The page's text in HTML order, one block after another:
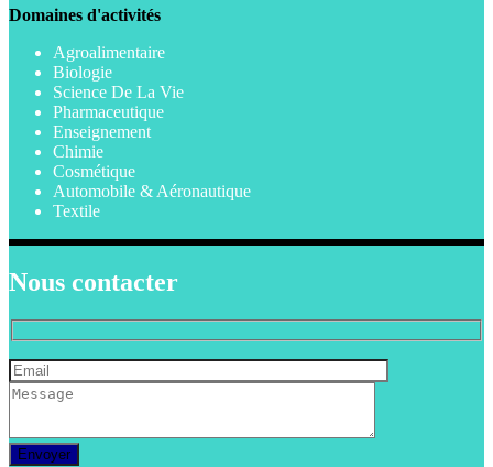
Domaines d'activités
Agroalimentaire
Biologie
Science De La Vie
Pharmaceutique
Enseignement
Chimie
Cosmétique
Automobile & Aéronautique
Textile
Nous contacter